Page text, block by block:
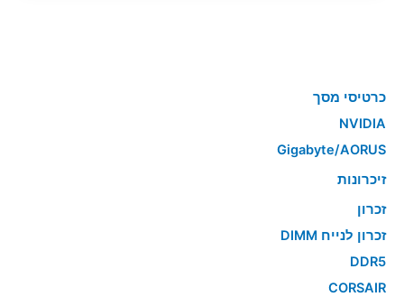
כרטיסי מסך
NVIDIA
Gigabyte/AORUS
זיכרונות
זכרון
זכרון לנייח DIMM
DDR5
CORSAIR